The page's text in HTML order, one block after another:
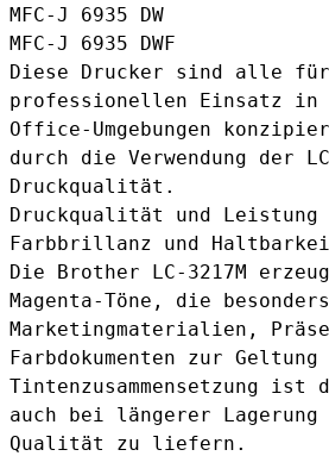
MFC-J 6935 DW
MFC-J 6935 DWF
Diese Drucker sind alle
professionellen Einsatz in
Office-Umgebungen
durch die Verwendung der
Druckqualität.
Druckqualität und Leistung
Farbbrillanz und
Die Brother LC-3217M
Magenta-Töne, die
Marketingmaterialien,
Farbdokumenten zur Geltung
Tintenzusammensetzung
auch bei längerer
Qualität zu liefern.